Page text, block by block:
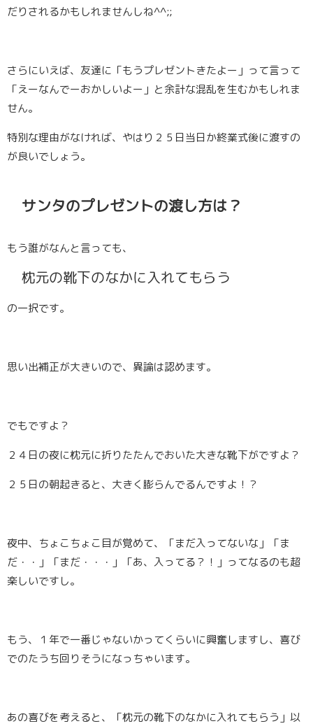
だりされるかもしれませんしね^^;;
さらにいえば、友達に「もうプレゼントきたよー」って言って
「えーなんでーおかしいよー」と余計な混乱を生むかもしれま
せん。
特別な理由がなければ、やはり２５日当日か終業式後に渡すの
が良いでしょう。
サンタのプレゼントの渡し方は？
もう誰がなんと言っても、
枕元の靴下のなかに入れてもらう
の一択です。
思い出補正が大きいので、異論は認めます。
でもですよ？
２４日の夜に枕元に折りたたんでおいた大きな靴下がですよ？
２５日の朝起きると、大きく膨らんでるんですよ！？
夜中、ちょこちょこ目が覚めて、「まだ入ってないな」「ま
だ・・」「まだ・・・」「あ、入ってる？！」ってなるのも超
楽しいですし。
もう、１年で一番じゃないかってくらいに興奮しますし、喜び
でのたうち回りそうになっちゃいます。
あの喜びを考えると、「枕元の靴下のなかに入れてもらう」以